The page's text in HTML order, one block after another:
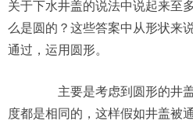
关于下水井盖的说法中说起来至
么是圆的？这些答案中从形状来
通过，运用圆形。
主要是考虑到圆形的井盖
度都是相同的，这样假如井盖被